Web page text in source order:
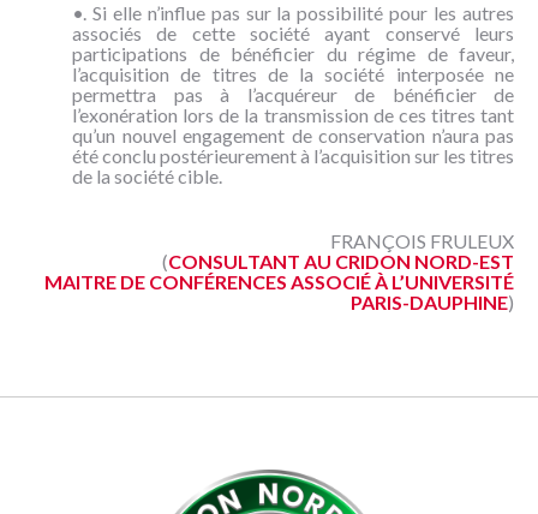
•. Si elle n’influe pas sur la possibilité pour les autres
associés de cette société ayant conservé leurs
participations de bénéficier du régime de faveur,
l’acquisition de titres de la société interposée ne
permettra pas à l’acquéreur de bénéficier de
l’exonération lors de la transmission de ces titres tant
qu’un nouvel engagement de conservation n’aura pas
été conclu postérieurement à l’acquisition sur les titres
de la société cible.
FRANÇOIS FRULEUX
(CONSULTANT AU CRIDON NORD-EST
MAITRE DE CONFÉRENCES ASSOCIÉ À L’UNIVERSITÉ
PARIS-DAUPHINE)